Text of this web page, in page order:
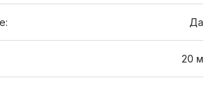
Да
20 м